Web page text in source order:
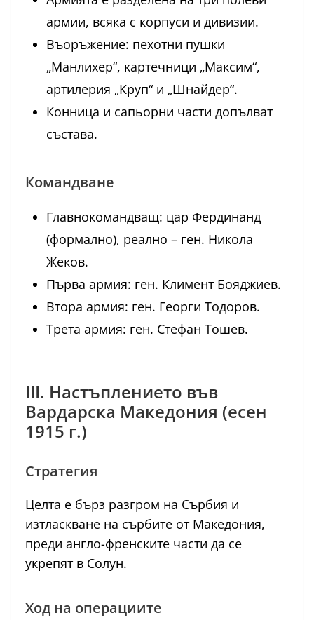
армии, всяка с корпуси и дивизии.
Въоръжение: пехотни пушки
„Манлихер“, картечници „Максим“,
артилерия „Круп“ и „Шнайдер“.
Конница и сапьорни части допълват
състава.
Командване
Главнокомандващ: цар Фердинанд
(формално), реално – ген. Никола
Жеков.
Първа армия: ген. Климент Бояджиев.
Втора армия: ген. Георги Тодоров.
Трета армия: ген. Стефан Тошев.
III. Настъплението във
Вардарска Македония (есен
1915 г.)
Стратегия
Целта е бърз разгром на Сърбия и
изтласкване на сърбите от Македония,
преди англо-френските части да се
укрепят в Солун.
Ход на операциите